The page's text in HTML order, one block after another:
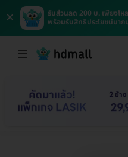
×
รับส่วนลด 200 บ. เพียงโ
พร้อมรับสิทธิประโยชน์มาก